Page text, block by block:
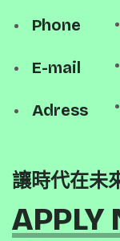
Phone
E-mail
Adress
讓時代在未
APPLY